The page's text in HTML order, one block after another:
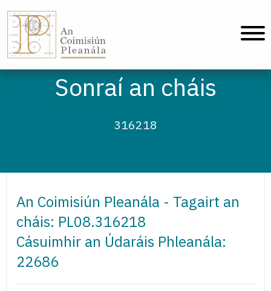
Sonraí an cháis
316218
An Coimisiún Pleanála - Tagairt an
cháis: PL08.316218
Cásuimhir an Údaráis Phleanála:
22686